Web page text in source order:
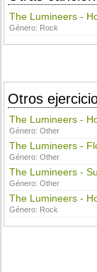
The Lumineers -
Género: Rock
Otros
The Lumineers -
Género:Other
The Lumineers -
Género:Other
The Lumineers -
Género:Other
The Lumineers -
Género: Rock